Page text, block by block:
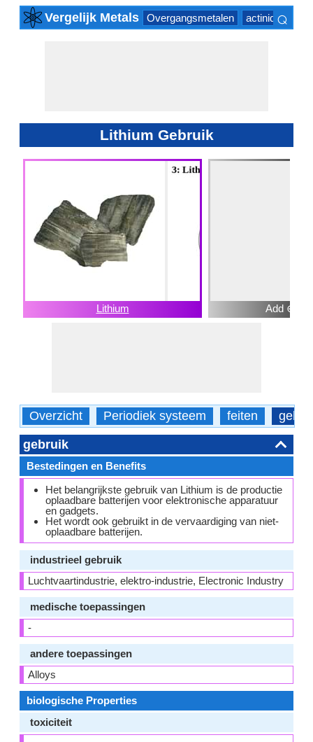
Vergelijk Metals Overgangsmetalen actinide Series
⌕
Lithium Gebruik
Lithium Add ⊕
Overzicht Periodiek systeem feiten
gebruik
Bestedingen en Benefits
Het belangrijkste gebruik van Lithium is de productie
oplaadbare batterijen voor elektronische apparatuur
en gadgets.
Het wordt ook gebruikt in de vervaardiging van niet-
oplaadbare batterijen.
industrieel gebruik
Luchtvaartindustrie, elektro-industrie, Electronic Industry
medische toepassingen
-
andere toepassingen
Alloys
biologische Properties
toxiciteit